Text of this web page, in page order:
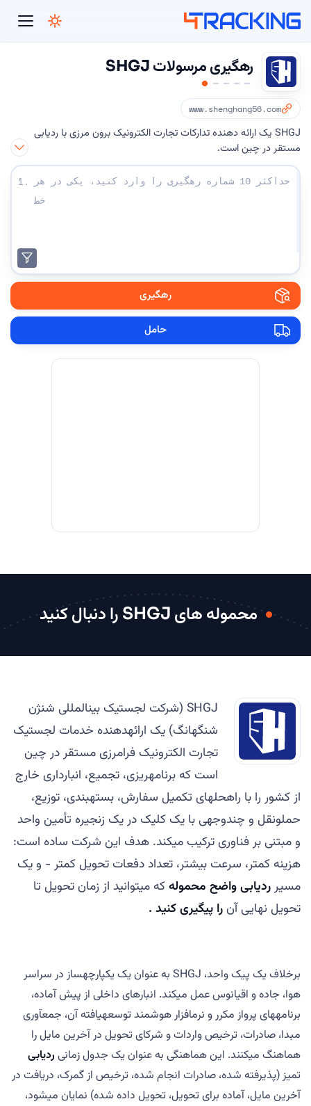
4Tracking
رهگیری مرسولات SHGJ
www.shenghang56.com
SHGJ یک ارائه دهنده تدارکات تجارت الکترونیک برون مرزی با ردیابی
مستقر در چین است.
شماره های رهگیری خود را وارد کنید: 1.
رهگیری
حامل
محموله های SHGJ را دنبال کنید
SHGJ (شرکت لجستیک بینالمللی شنژن
شنگهانگ) یک ارائهدهنده خدمات لجستیک
تجارت الکترونیک فرامرزی مستقر در چین
است که برنامهریزی، تجمیع، انبارداری خارج
از کشور را با راهحلهای تکمیل سفارش، بستهبندی، توزیع،
حملونقل و چندوجهی با یک کلیک در یک زنجیره تأمین واحد
و مبتنی بر فناوری ترکیب میکند. هدف این شرکت ساده است:
هزینه کمتر، سرعت بیشتر، تعداد دفعات تحویل کمتر - و یک
مسیر ردیابی واضح محمولهکه میتوانید از زمان تحویل تا
تحویل نهایی آنرا پیگیری کنید .
برخلاف یک پیک واحد، SHGJ به عنوان یک یکپارچهساز در سراسر
هوا، جاده و اقیانوس عمل میکند. انبارهای داخلی از پیش آماده،
برنامههای پرواز مکرر و نرمافزار هوشمند توسعهیافته آن، جمعآوری
مبدا، صادرات، ترخیص واردات و شرکای تحویل در آخرین مایل را
هماهنگ میکنند. این هماهنگی به عنوان یک جدول زمانی ردیابی
تمیز (پذیرفته شده، صادرات انجام شده، ترخیص از گمرک، دریافت در
آخرین مایل، آماده برای تحویل، تحویل داده شده) نمایان میشود،